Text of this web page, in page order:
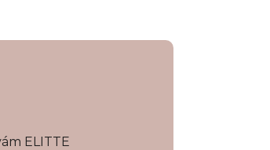
ELITTE